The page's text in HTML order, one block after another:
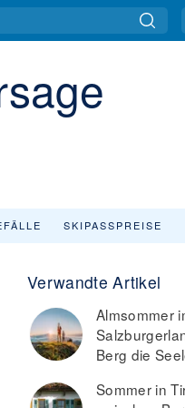
SKIPASSPREISE
Verwandte Artikel
Almsommer
Berg die
Sommer in